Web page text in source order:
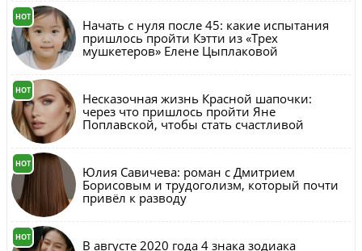
HOT
Начать с нуля после 45: какие испытания
пришлось пройти Кэтти из «Трех
мушкетеров» Елене Цыплаковой
HOT
Несказочная жизнь Красной шапочки:
через что пришлось пройти Яне
Поплавской, чтобы стать счастливой
HOT
Юлия Савичева: роман с Дмитрием
Борисовым и трудоголизм, который почти
привёл к разводу
HOT
В августе 2020 года 4 знака зодиака